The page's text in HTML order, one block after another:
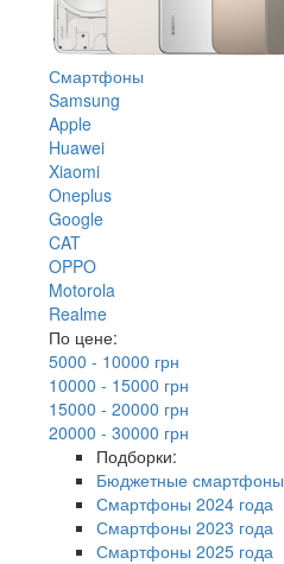
Смартфоны
Samsung
Apple
Huawei
Xiaomi
Oneplus
Google
CAT
OPPO
Motorola
Realme
По цене:
5000 - 10000 грн
10000 - 15000 грн
15000 - 20000 грн
20000 - 30000 грн
Подборки:
Бюджетные смартфоны
Смартфоны 2024 года
Смартфоны 2023 года
Смартфоны 2025 года